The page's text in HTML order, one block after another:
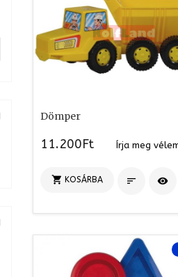
Dömper
11.200Ft Írja meg
 KOSÁRBA  